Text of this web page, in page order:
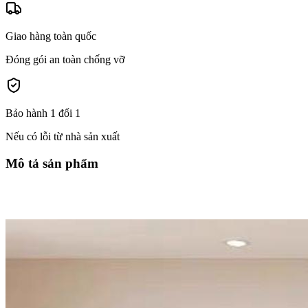
Giao hàng toàn quốc
Đóng gói an toàn chống vỡ
Bảo hành 1 đổi 1
Nếu có lỗi từ nhà sản xuất
Mô tả sản phẩm